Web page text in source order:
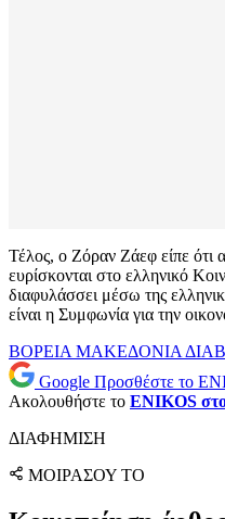
Τέλος, ο Ζόραν Ζάεφ είπε ότι
ευρίσκονται στο ελληνικό
διαφυλάσσει μέσω της
είναι η Συμφωνία για την
ΒΟΡΕΙΑ ΜΑΚΕΔΟΝΙΑ
Google Προσθέστε το
Ακολουθήστε το ENIKOS
ΔΙΑΦΗΜΙΣΗ
ΜΟΙΡΑΣΟΥ ΤΟ